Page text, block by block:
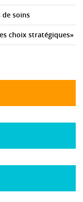
de soins
choix stratégiques»